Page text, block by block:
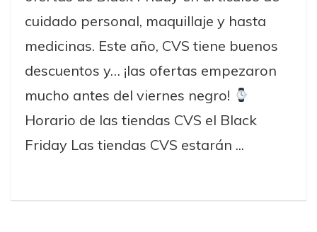
cuidado personal, maquillaje y hasta
medicinas. Este año, CVS tiene buenos
descuentos y… ¡las ofertas empezaron
mucho antes del viernes negro!
Horario de las tiendas CVS el Black
Friday Las tiendas CVS estarán ...